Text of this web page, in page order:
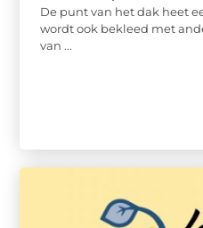
De punt van het dak heet
wordt ook bekleed met
van ...